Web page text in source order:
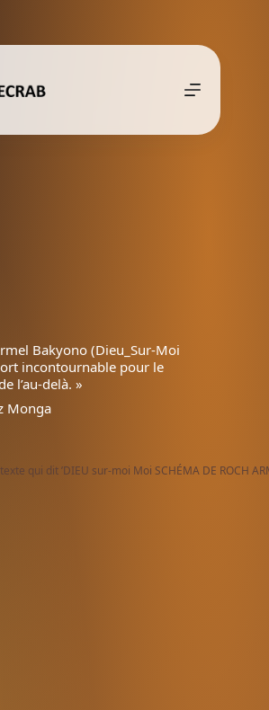
Bakyono (Dieu_Sur-Moi
incontournable pour le
l’au-delà. »
Monga